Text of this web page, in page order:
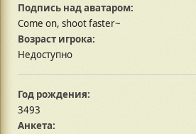
Подпись над аватаром:
Come on, shoot faster~
Возраст игрока:
Недоступно
Год рождения:
3493
Анкета: